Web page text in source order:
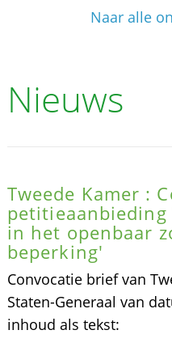
Naar alle
Nieuws
Tweede Kamer :
in het openbaar
beperking'
Convocatie brief van
Staten-Generaal van
inhoud als tekst: